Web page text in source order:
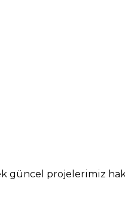
güncel projelerimiz